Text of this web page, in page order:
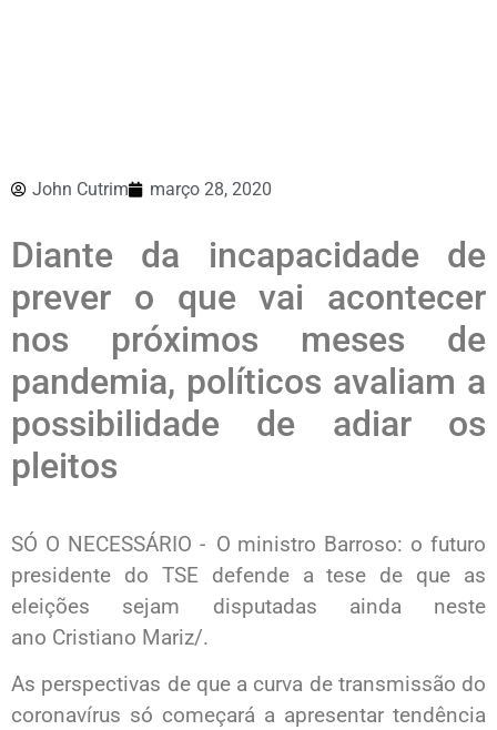
John Cutrim março 28, 2020
Diante da incapacidade de
prever o que vai acontecer
nos próximos meses de
pandemia, políticos avaliam a
possibilidade de adiar os
pleitos
SÓ O NECESSÁRIO - O ministro Barroso: o futuro
presidente do TSE defende a tese de que as
eleições sejam disputadas ainda neste
ano Cristiano Mariz/.
As perspectivas de que a curva de transmissão do
coronavírus só começará a apresentar tendência